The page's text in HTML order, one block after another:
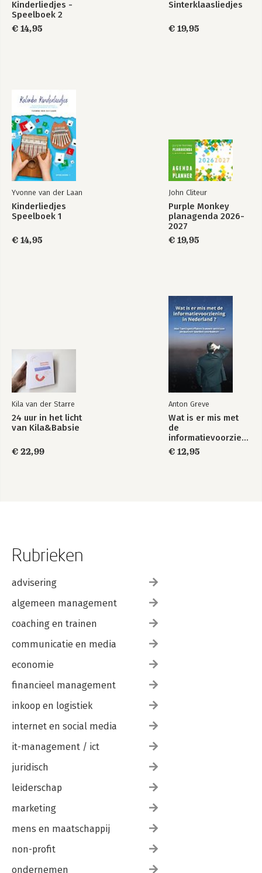
Kinderliedjes -
Speelboek 2
€ 14,95
Sinterklaasliedjes
€ 19,95
Yvonne van der Laan
Kinderliedjes
Speelboek 1
€ 14,95
John Cliteur
Purple Monkey
planagenda 2026-
2027
€ 19,95
Kila van der Starre
24 uur in het licht
van Kila&Babsie
€ 22,99
Anton Greve
Wat is er mis met
de
informatievoorziening
in Nederland ?
€ 12,95
Rubrieken
advisering
algemeen management
coaching en trainen
communicatie en media
economie
financieel management
inkoop en logistiek
internet en social media
it-management / ict
juridisch
leiderschap
marketing
mens en maatschappij
non-profit
ondernemen